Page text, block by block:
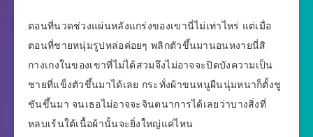
ตอนที่นวดช่วงแผ่นหลังแกร่งของเขานี่ไม่เท่าไหร่ แต่เมื่อ
ตอนที่ชายหนุ่มรูปหล่อค่อยๆ พลิกตัวขึ้นมานอนหงายนี่สิ
กางเกงในของเขาที่ไม่ได้สวมจึงไม่อาจจะปิดบังความเป็น
ชายที่แข็งตัวขึ้นมาได้เลย กระทั่งผ้าขนหนูผืนนุ่มหนาก็ตั้งชู
ชันขึ้นมา จนเธอไม่อาจจะจินตนาการได้เลยว่าบางสิ่งที่
หลบเร้นใต้เนื้อผ้านั้นจะยิ่งใหญ่แค่ไหน